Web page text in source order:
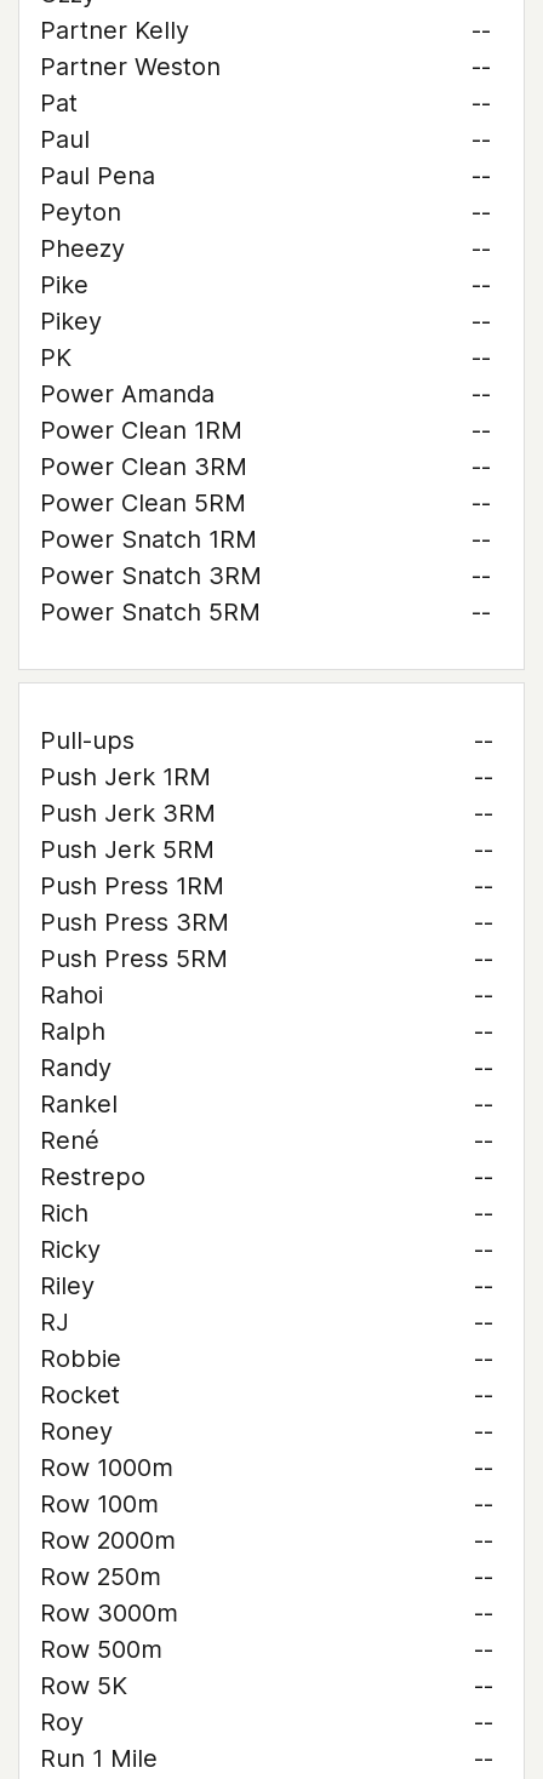
Partner Kelly
--
Partner Weston
--
Pat
--
Paul
--
Paul Pena
--
Peyton
--
Pheezy
--
Pike
--
Pikey
--
PK
--
Power Amanda
--
Power Clean 1RM
--
Power Clean 3RM
--
Power Clean 5RM
--
Power Snatch 1RM
--
Power Snatch 3RM
--
Power Snatch 5RM
--
Pull-ups
--
Push Jerk 1RM
--
Push Jerk 3RM
--
Push Jerk 5RM
--
Push Press 1RM
--
Push Press 3RM
--
Push Press 5RM
--
Rahoi
--
Ralph
--
Randy
--
Rankel
--
René
--
Restrepo
--
Rich
--
Ricky
--
Riley
--
RJ
--
Robbie
--
Rocket
--
Roney
--
Row 1000m
--
Row 100m
--
Row 2000m
--
Row 250m
--
Row 3000m
--
Row 500m
--
Row 5K
--
Roy
--
Run 1 Mile
--